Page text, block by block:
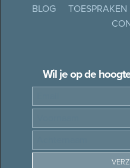
BLOG
TOESPRAKEN
Wil je op de